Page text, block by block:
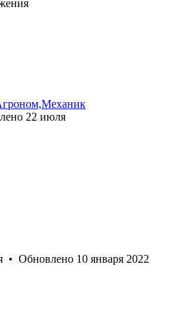
22 июля
• Обновлено 10 января 2022